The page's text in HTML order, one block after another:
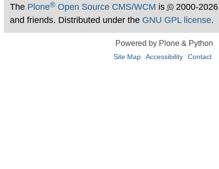
The Plone®Open Source CMS/WCM is ©2000-
and friends. Distributed under the GNU GPL license.
Powered by Plone & Python
Site Map Accessibility Contact